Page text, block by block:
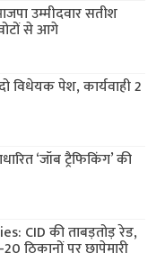
उम्मीदवार सतीश
से आगे
विधेयक पेश, कार्यवाही 2
‘जॉब ट्रैफिकिंग’ की
CID की ताबड़तोड़ रेड,